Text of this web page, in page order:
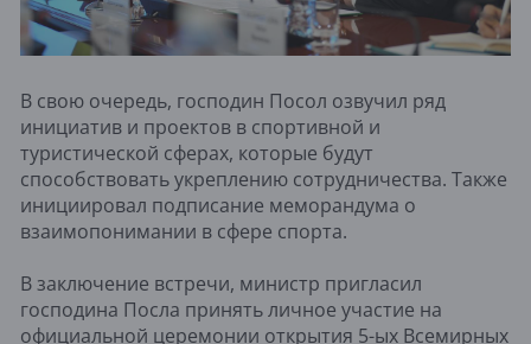
В свою очередь, господин Посол озвучил ряд
инициатив и проектов в спортивной и
туристической сферах, которые будут
способствовать укреплению сотрудничества. Также
инициировал подписание меморандума о
взаимопонимании в сфере спорта.
В заключение встречи, министр пригласил
господина Посла принять личное участие на
официальной церемонии открытия 5-ых Всемирных